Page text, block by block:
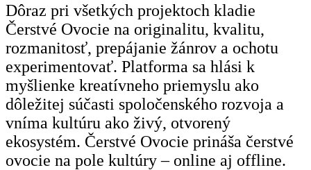
Dôraz pri všetkých projektoch kladie
Čerstvé Ovocie na originalitu, kvalitu,
rozmanitosť, prepájanie žánrov a ochotu
experimentovať. Platforma sa hlási k
myšlienke kreatívneho priemyslu ako
dôležitej súčasti spoločenského rozvoja a
vníma kultúru ako živý, otvorený
ekosystém. Čerstvé Ovocie prináša čerstvé
ovocie na pole kultúry – online aj offline.